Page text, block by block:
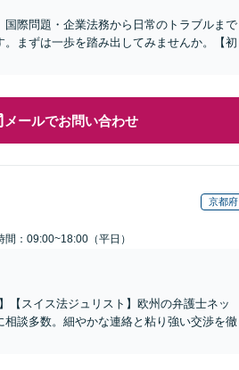
国際問題・企業法務から日常のトラブルまで
まずは一歩を踏み出してみませんか。【初
メールでお問い合わせ
京都府
間：09:00~18:00（平日）
【スイス法ジュリスト】欧州の弁護士ネッ
談多数。細やかな連絡と粘り強い交渉を徹